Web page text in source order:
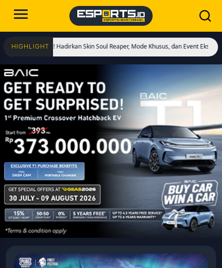
HIGHLIGHT
Hadirkan Skin Soul Reaper, Mode Khusus, dan Event Eksklusif! Cristiano